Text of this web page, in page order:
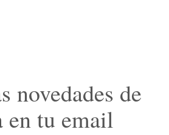
novedades de
en tu email